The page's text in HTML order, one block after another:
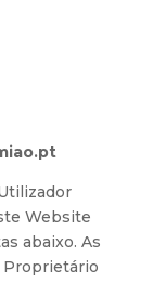
Website
abaixo. As